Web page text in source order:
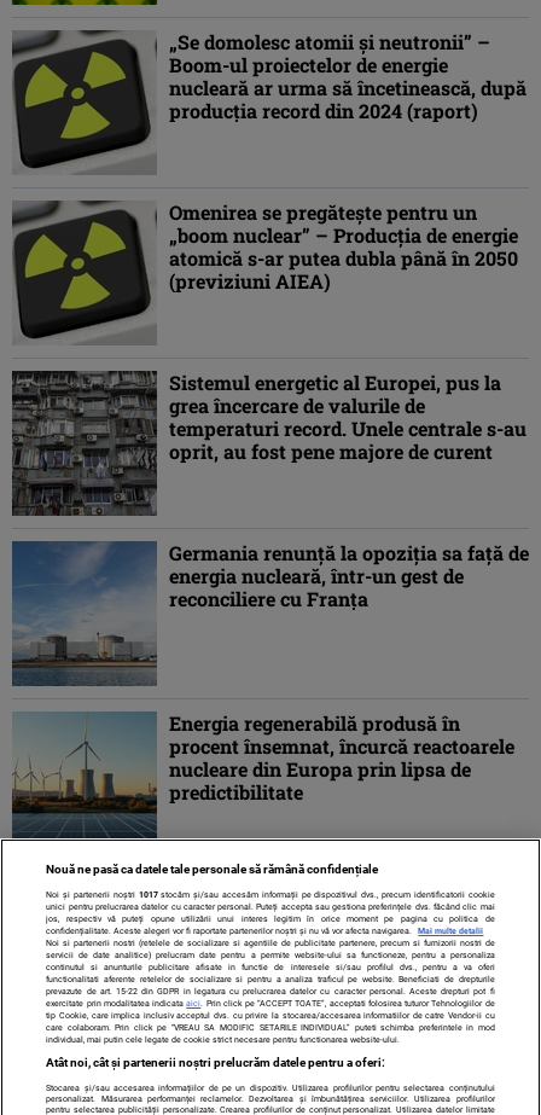
„Se domolesc atomii şi neutronii” –
Boom-ul proiectelor de energie
nucleară ar urma să încetinească, după
producţia record din 2024 (raport)
Omenirea se pregăteşte pentru un
„boom nuclear” – Producţia de energie
atomică s-ar putea dubla până în 2050
(previziuni AIEA)
Sistemul energetic al Europei, pus la
grea încercare de valurile de
temperaturi record. Unele centrale s-au
oprit, au fost pene majore de curent
Germania renunță la opoziția sa față de
energia nucleară, într-un gest de
reconciliere cu Franța
Energia regenerabilă produsă în
procent însemnat, încurcă reactoarele
nucleare din Europa prin lipsa de
predictibilitate
1 2 3 4 »
Contact Despre noi Termeni și condiții
Nouă ne pasă ca datele tale personale să rămână confidențiale
Noi și partenerii noștri 1017stocăm și/sau accesăm informații pe dispozitivul dvs., precum identificatorii cookie
unici pentru prelucrarea datelor cu caracter personal. Puteți accepta sau gestiona preferințele dvs. făcând clic mai
jos, respectiv vă puteți opune utilizării unui interes legitim în orice moment pe pagina cu politica de
confidențialitate. Aceste alegeri vor fi raportate partenerilor noștri și nu vă vor afecta navigarea.
Mai multe detalii
Noi si partenerii nostri (retelele de socializare si agentiile de publicitate partenere, precum si furnizorii nostri de
servicii de date analitice) prelucram date pentru a permite website-ului sa functioneze, pentru a personaliza
continutul si anunturile publicitare afisate in functie de interesele si/sau profilul dvs., pentru a va oferi
functionalitati aferente retelelor de socializare si pentru a analiza traficul pe website. Beneficiati de drepturile
prevazute de art. 15-22 din GDPR in legatura cu prelucrarea datelor cu caracter personal. Aceste drepturi pot fi
exercitate prin modalitatea indicataaici . Prin click pe “ACCEPT TOATE”, acceptati folosirea tuturor Tehnologiilor de
tip Cookie, care implica inclusiv acceptul dvs. cu privire la stocarea/accesarea informatiilor de catre Vendor-ii cu
care colaboram. Prin click pe “VREAU SA MODIFIC SETARILE INDIVIDUAL” puteti schimba preferintele in mod
individual, mai putin cele legate de cookie strict necesare pentru functionarea website-ului.
Atât noi, cât și partenerii noștri prelucrăm datele pentru a oferi:
Stocarea și/sau accesarea informațiilor de pe un dispozitiv. Utilizarea profilurilor pentru selectarea conținutului
personalizat. Măsurarea performanței reclamelor. Dezvoltarea și îmbunătățirea serviciilor. Utilizarea profilurilor
pentru selectarea publicității personalizate. Crearea profilurilor de conținut personalizat. Utilizarea datelor limitate